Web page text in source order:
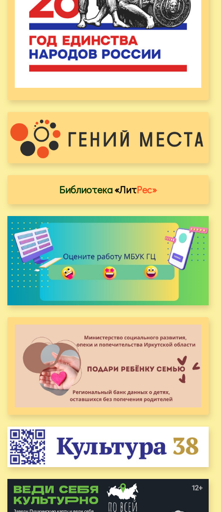
Библиотека«ЛитРес»